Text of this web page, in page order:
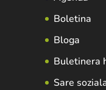
Boletina
Bloga
Buletinera
Sare